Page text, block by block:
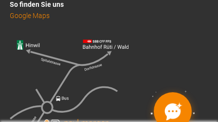
So finden Sie uns
Google Maps
✦
✦ ✦
✦
✦